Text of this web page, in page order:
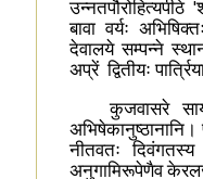
बावा वर्यः
देवालये सम्पन्ने
अप्रें द्वितीयः
कुजवासरे सायं
अभिषेकानुष्ठानानि।
नीतवतः
अनुगामिरूपेणैव